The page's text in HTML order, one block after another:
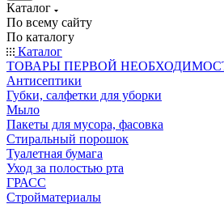
Каталог
По всему сайту
По каталогу
Каталог
ТОВАРЫ ПЕРВОЙ
Антисептики
Губки, салфетки для уборки
Мыло
Пакеты для мусора, фасовка
Стиральный порошок
Туалетная бумага
Уход за полостью рта
ГРАСС
Стройматериалы